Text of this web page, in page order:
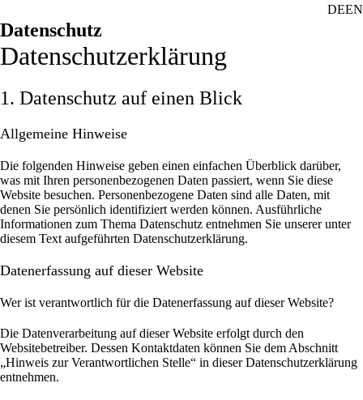
DEEN
Datenschutz
Datenschutz­erklärung
1. Datenschutz auf einen Blick
Allgemeine Hinweise
Die folgenden Hinweise geben einen einfachen Überblick darüber,
was mit Ihren personenbezogenen Daten passiert, wenn Sie diese
Website besuchen. Personenbezogene Daten sind alle Daten, mit
denen Sie persönlich identifiziert werden können. Ausführliche
Informationen zum Thema Datenschutz entnehmen Sie unserer unter
diesem Text aufgeführten Datenschutzerklärung.
Datenerfassung auf dieser Website
Wer ist verantwortlich für die Datenerfassung auf dieser Website?
Die Datenverarbeitung auf dieser Website erfolgt durch den
Websitebetreiber. Dessen Kontaktdaten können Sie dem Abschnitt
„Hinweis zur Verantwortlichen Stelle“ in dieser Datenschutzerklärung
entnehmen.